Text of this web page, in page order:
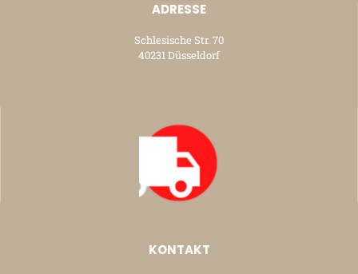
ADRESSE
Schlesische Str. 70
40231 Düsseldorf
KONTAKT